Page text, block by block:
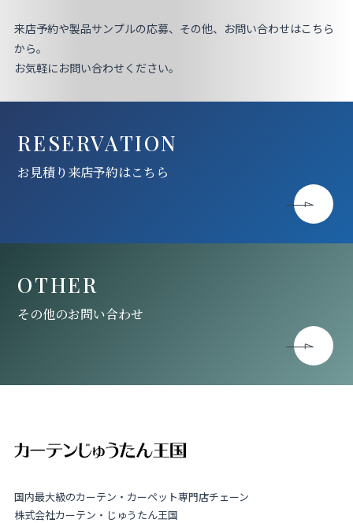
来店予約や製品サンプルの応募、その他、お問い合わせはこちら
から。
お気軽にお問い合わせください。
RESERVATION
お見積り来店予約はこちら
OTHER
その他のお問い合わせ
国内最大級のカーテン・カーペット専門店チェーン
株式会社カーテン・じゅうたん王国